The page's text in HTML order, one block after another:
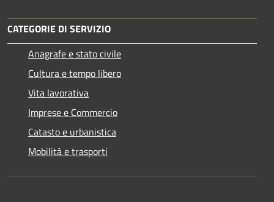
CATEGORIE DI SERVIZIO
Anagrafe e stato civile
Cultura e tempo libero
Vita lavorativa
Imprese e Commercio
Catasto e urbanistica
Mobilità e trasporti